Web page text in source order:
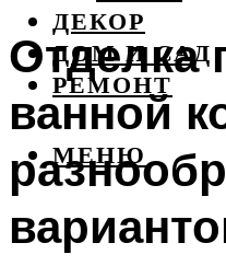
ДЕКОР
ДОМ И САД
РЕМОНТ
МЕНЮ
Отделка
ванной